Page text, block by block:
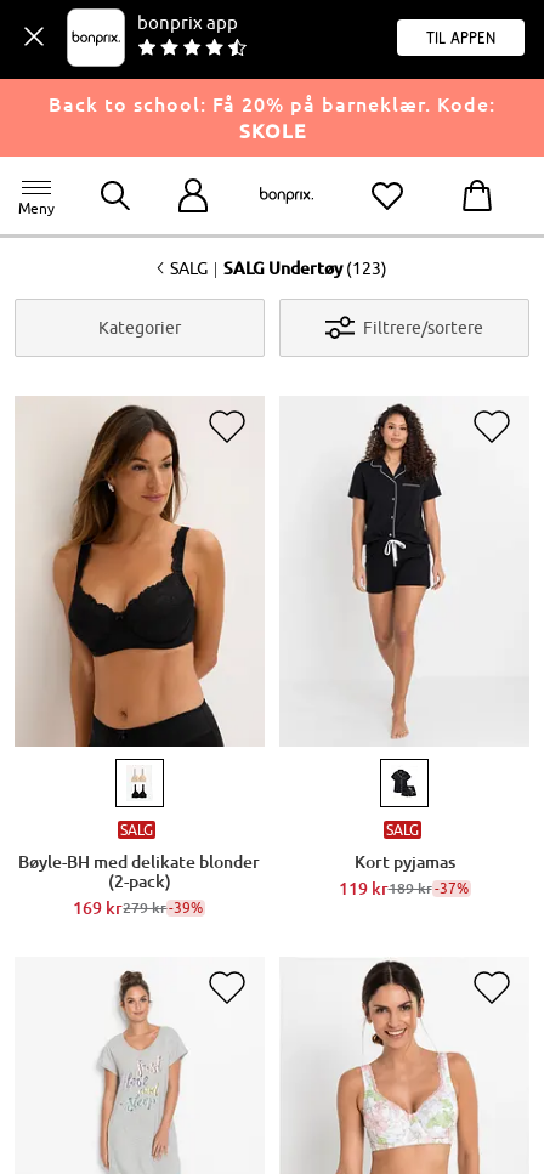
bonprix app
til appen
Back to school: Få 20% på barneklær. Kode:
SKOLE
Meny
<SALG | SALG Undertøy (123)
Kategorier Filtrere/sortere
SALG
Bøyle-BH med delikate blonder
(2-pack)
169 kr279 kr-39%
SALG
Kort pyjamas
119 kr189 kr-37%